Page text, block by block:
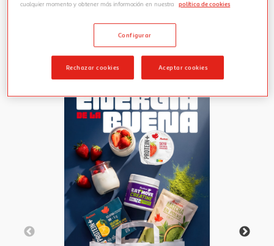
cualquier momento y obtener más información en nuestra
política de cookies
Configurar
Rechazar cookies Aceptar cookies